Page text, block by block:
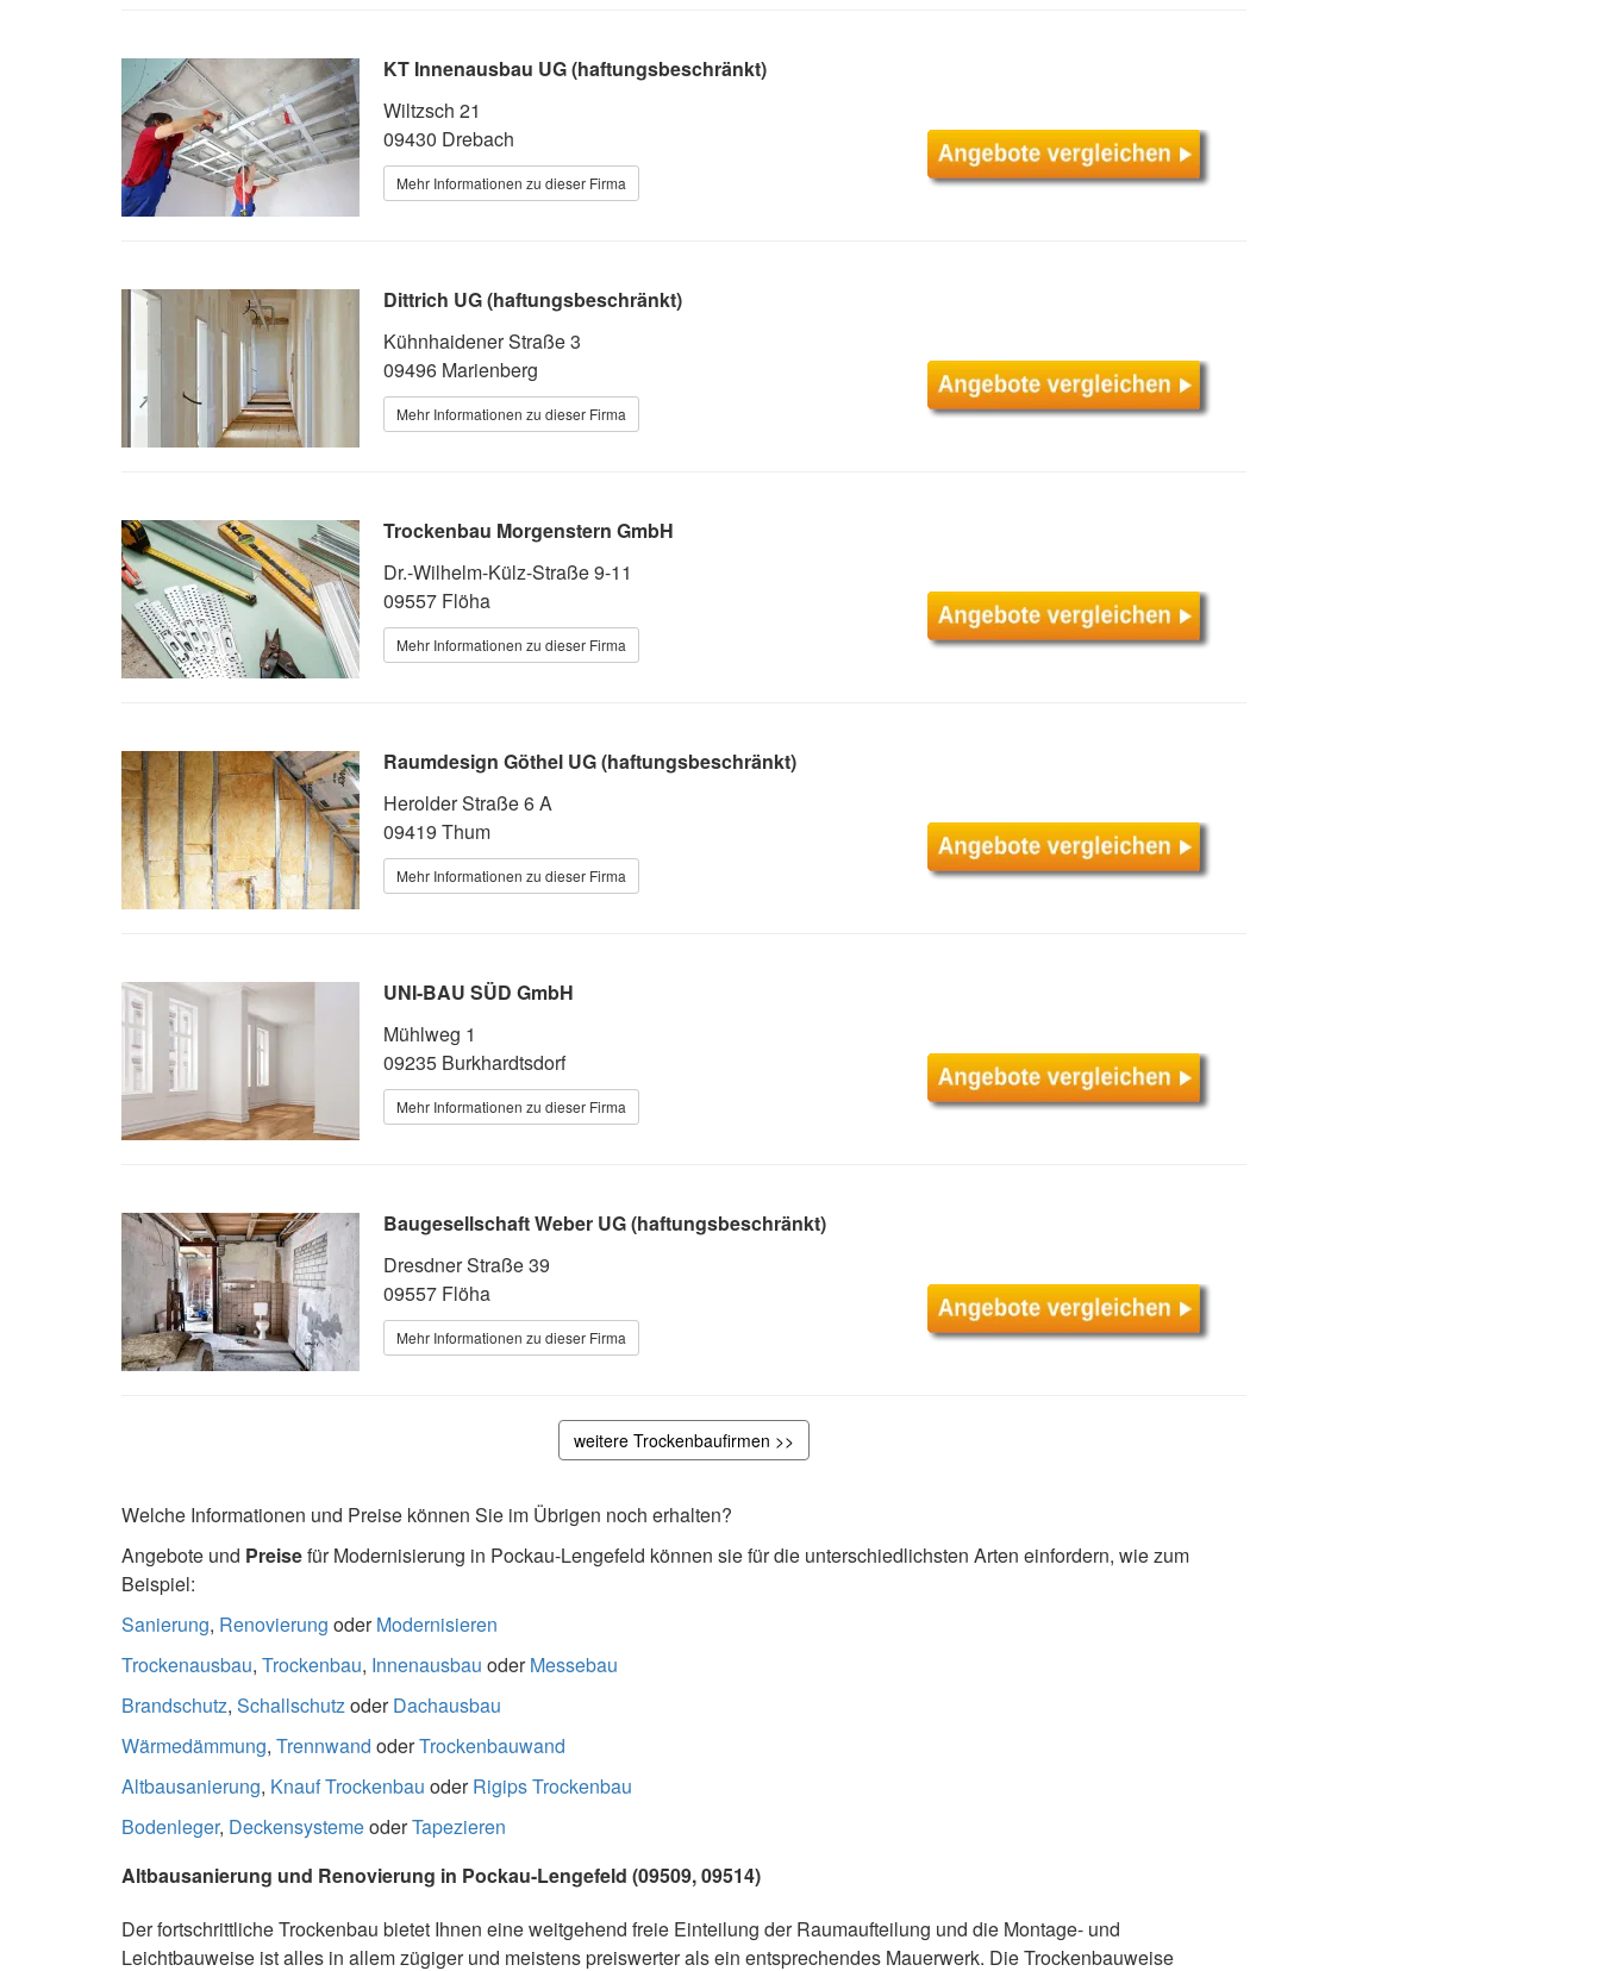
KT Innenausbau UG (haftungsbeschränkt)
Wiltzsch 21
09430 Drebach
Mehr Informationen zu dieser Firma
Dittrich UG (haftungsbeschränkt)
Kühnhaidener Straße 3
09496 Marienberg
Mehr Informationen zu dieser Firma
Trockenbau Morgenstern GmbH
Dr.-Wilhelm-Külz-Straße 9-11
09557 Flöha
Mehr Informationen zu dieser Firma
Raumdesign Göthel UG (haftungsbeschränkt)
Herolder Straße 6 A
09419 Thum
Mehr Informationen zu dieser Firma
UNI-BAU SÜD GmbH
Mühlweg 1
09235 Burkhardtsdorf
Mehr Informationen zu dieser Firma
Baugesellschaft Weber UG (haftungsbeschränkt)
Dresdner Straße 39
09557 Flöha
Mehr Informationen zu dieser Firma
weitere Trockenbaufirmen >>
Welche Informationen und Preise können Sie im Übrigen noch erhalten?
Angebote und Preisefür Modernisierung in Pockau-Lengefeld können sie für die unterschiedlichsten Arten einfordern, wie zum
Beispiel:
Sanierung, Renovierung oderModernisieren
Trockenausbau, Trockenbau, Innenausbau oderMessebau
Brandschutz, SchallschutzoderDachausbau
Wärmedämmung, Trennwand oderTrockenbauwand
Altbausanierung, Knauf Trockenbau oderRigips Trockenbau
Bodenleger, DeckensystemeoderTapezieren
Altbausanierung und Renovierung in Pockau-Lengefeld (09509, 09514)
Der fortschrittliche Trockenbau bietet Ihnen eine weitgehend freie Einteilung der Raumaufteilung und die Montage- und
Leichtbauweise ist alles in allem zügiger und meistens preiswerter als ein entsprechendes Mauerwerk. Die Trockenbauweise